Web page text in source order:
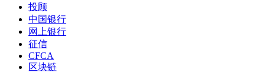
投顾
中国银行
网上银行
征信
CFCA
区块链